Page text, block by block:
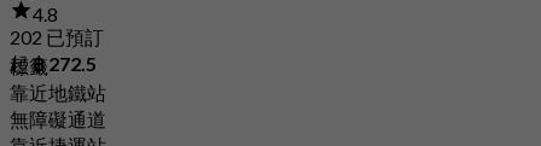
4.8
202 已預訂
起฿ 272.5
標籤
靠近地鐵站
無障礙通道